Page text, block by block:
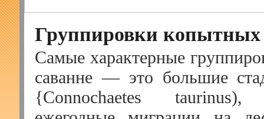
Группировки копытных
Самые характерные
саванне — это большие
{Connochaetes taurinus),